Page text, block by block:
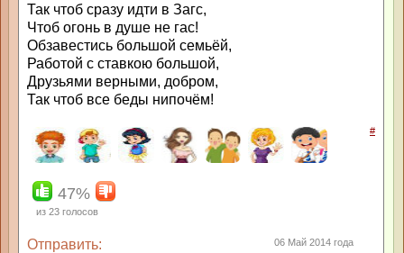
Так чтоб сразу идти в Загс,
Чтоб огонь в душе не гас!
Обзавестись большой семьёй,
Работой с ставкою большой,
Друзьями верными, добром,
Так чтоб все беды нипочём!
#
47%
из 23 голосов
Отправить:
06 Май 2014 года